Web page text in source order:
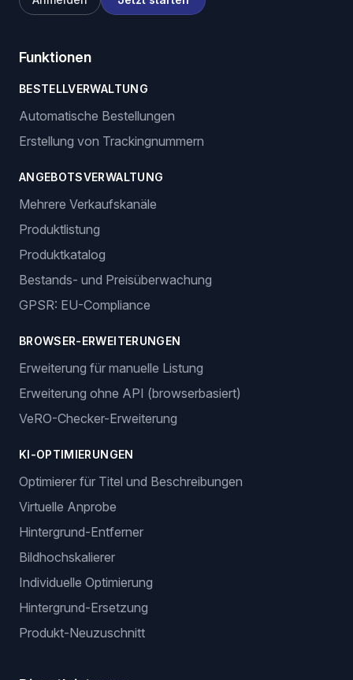
Funktionen
BESTELLVERWALTUNG
Automatische Bestellungen
Erstellung von Trackingnummern
ANGEBOTSVERWALTUNG
Mehrere Verkaufskanäle
Produktlistung
Produktkatalog
Bestands- und Preisüberwachung
GPSR: EU-Compliance
BROWSER-ERWEITERUNGEN
Erweiterung für manuelle Listung
Erweiterung ohne API (browserbasiert)
VeRO-Checker-Erweiterung
KI-OPTIMIERUNGEN
Optimierer für Titel und Beschreibungen
Virtuelle Anprobe
Hintergrund-Entferner
Bildhochskalierer
Individuelle Optimierung
Hintergrund-Ersetzung
Produkt-Neuzuschnitt